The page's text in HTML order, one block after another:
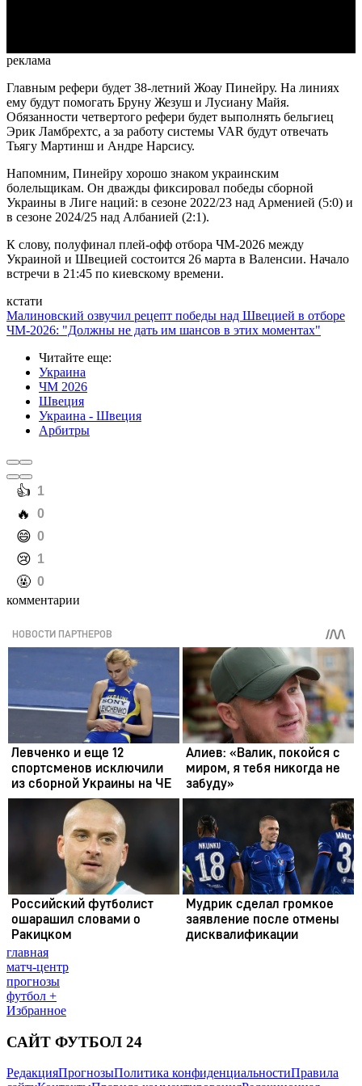
реклама
Главным рефери будет 38-летний Жоау Пинейру. На линиях
ему будут помогать Бруну Жезуш и Лусиану Майя.
Обязанности четвертого рефери будет выполнять бельгиец
Эрик Ламбрехтс, а за работу системы VAR будут отвечать
Тьягу Мартинш и Андре Нарсису.
Напомним, Пинейру хорошо знаком украинским
болельщикам. Он дважды фиксировал победы сборной
Украины в Лиге наций: в сезоне 2022/23 над Арменией (5:0) и
в сезоне 2024/25 над Албанией (2:1).
К слову, полуфинал плей-офф отбора ЧМ-2026 между
Украиной и Швецией состоится 26 марта в Валенсии. Начало
встречи в 21:45 по киевскому времени.
кстати
Малиновский озвучил рецепт победы над Швецией в отборе
ЧМ-2026: "Должны не дать им шансов в этих моментах"
Читайте еще:
Украина
ЧМ 2026
Швеция
Украина - Швеция
Арбитры
️👍 1
️🔥 0
️😄 0
️😢 1
️🤬 0
комментарии
главная
матч-центр
прогнозы
футбол +
Избранное
САЙТ ФУТБОЛ 24
РедакцияПрогнозыПолитика конфиденциальностиПравила